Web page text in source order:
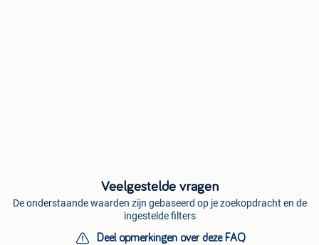
Veelgestelde vragen
De onderstaande waarden zijn gebaseerd op je zoekopdracht en de
ingestelde filters
Deel opmerkingen over deze FAQ